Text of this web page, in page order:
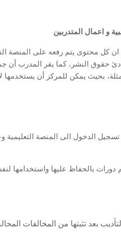
محتوى يتم رفعه على المنصة
حقوق النشر، كما يقر المدرب
الدخول الى المنصة
بالحفاظ عليها واستخدامها
بعد تثبتها من المخالفات المحالة